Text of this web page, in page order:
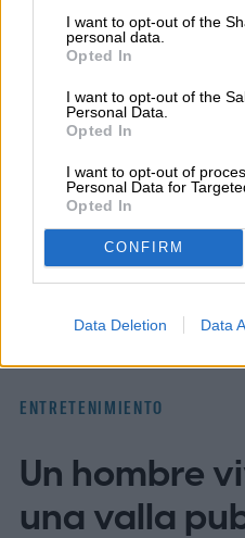
I want to opt-out of the
personal data.
Opted In
I want to opt-out of the
Personal Data.
Opted In
I want to opt-out of
Personal Data for
Opted In
CONFIRM
Data Deletion Data
Diego Bastarrica es
Content en Digital
donde lidera la
Topics
Cobertura de Netflix
ENTRETENIMIENTO
Un hombre
una valla